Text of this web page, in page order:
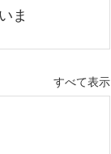
ま
すべて表示